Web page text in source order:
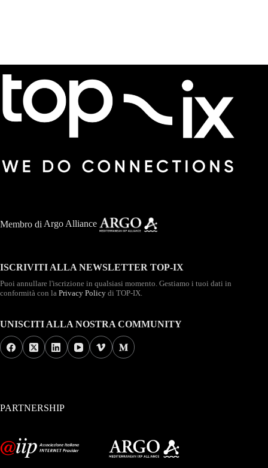
Membro di Argo Alliance
ISCRIVITI ALLA NEWSLETTER TOP-IX
Puoi annullare l'iscrizione in qualsiasi momento. Gestiamo i tuoi dati in
conformità con la Privacy Policy di TOP-IX.
UNISCITI ALLA NOSTRA COMMUNITY
PARTNERSHIP